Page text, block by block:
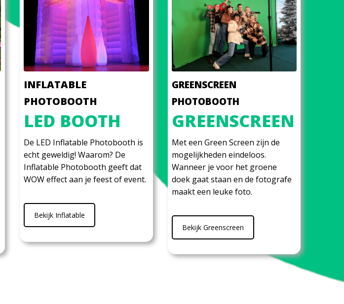
INFLATABLE
PHOTOBOOTH
LED BOOTH
De LED Inflatable Photobooth is
echt geweldig! Waarom? De
Inflatable Photobooth geeft dat
WOW effect aan je feest of event.
Bekijk Inflatable
GREENSCREEN
PHOTOBOOTH
GREENSCREEN
Met een Green Screen zijn de
mogelijkheden eindeloos.
Wanneer je voor het groene
doek gaat staan en de fotografe
maakt een leuke foto.
Bekijk Greenscreen